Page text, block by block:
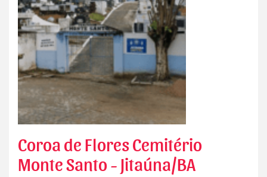
Coroa de Flores Cemitério
Monte Santo - Jitaúna/BA